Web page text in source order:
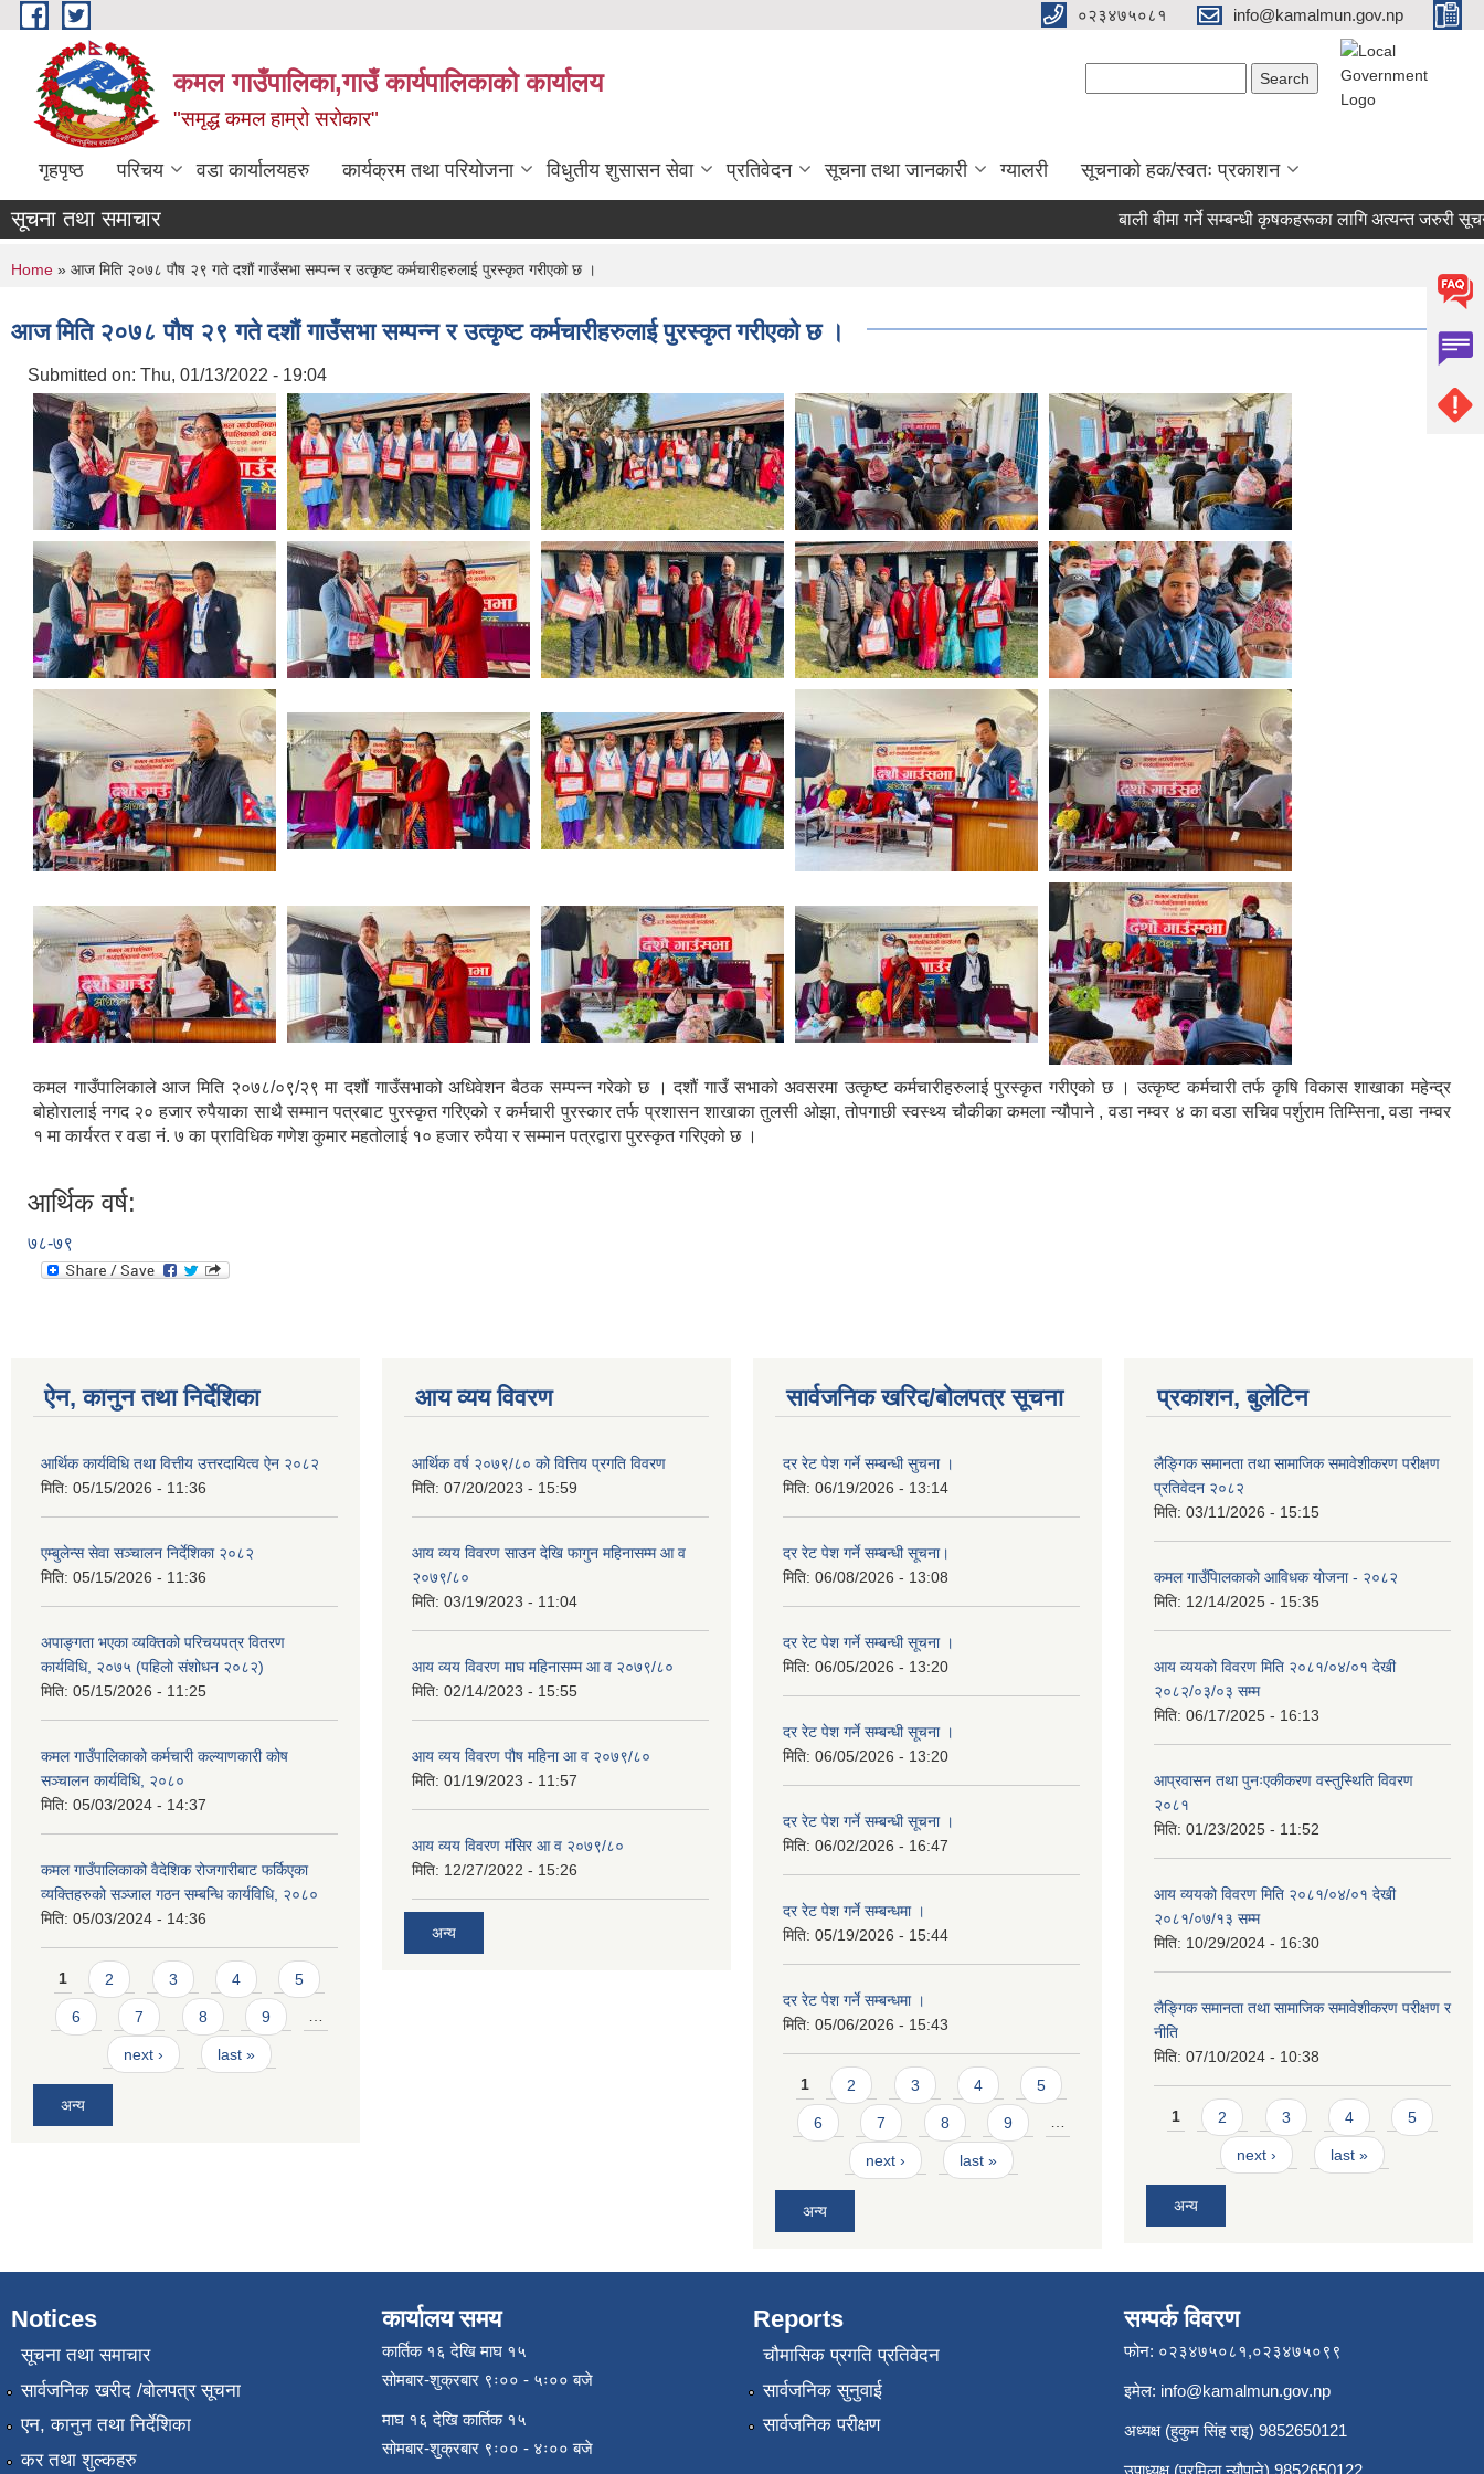
Skip to main content ०२३४७५०८१ info@kamalmun.gov.np
कमल गाउँपालिका,गाउँ कार्यपालिकाको कार्यालय
"समृद्ध कमल हाम्रो सरोकार"
गृहपृष्ठ परिचय वडा कार्यालयहरु कार्यक्रम तथा परियोजना विधुतीय शुसासन सेवा प्रतिवेदन सूचना तथा जानकारी ग्यालरी सूचनाको हक/स्वतः प्रकाशन
सूचना तथा समाचार बाली बीमा गर्ने सम्बन्धी कृषकहरूका लागि अत्यन्त जरुरी सूचना।
You are here
Home » आज मिति २०७८ पौष २९ गते दशौं गाउँसभा सम्पन्न र उत्कृष्ट कर्मचारीहरुलाई पुरस्कृत गरीएको छ ।
आज मिति २०७८ पौष २९ गते दशौं गाउँसभा सम्पन्न र उत्कृष्ट कर्मचारीहरुलाई पुरस्कृत गरीएको छ ।
Submitted on: Thu, 01/13/2022 - 19:04
कमल गाउँपालिकाले आज मिति २०७८/०९/२९ मा दशौं गाउँसभाको अधिवेशन बैठक सम्पन्न गरेको छ । दशौं गाउँ सभाको अवसरमा उत्कृष्ट कर्मचारीहरुलाई पुरस्कृत गरीएको छ । उत्कृष्ट कर्मचारी तर्फ कृषि विकास शाखाका महेन्द्र
बोहोरालाई नगद २० हजार रुपैयाका साथै सम्मान पत्रबाट पुरस्कृत गरिएको र कर्मचारी पुरस्कार तर्फ प्रशासन शाखाका तुलसी ओझा, तोपगाछी स्वस्थ्य चौकीका कमला न्यौपाने , वडा नम्वर ४ का वडा सचिव पर्शुराम तिम्सिना, वडा नम्वर
१ मा कार्यरत र वडा नं. ७ का प्राविधिक गणेश कुमार महतोलाई १० हजार रुपैया र सम्मान पत्रद्वारा पुरस्कृत गरिएको छ ।
आर्थिक वर्ष:
७८-७९
ऐन, कानुन तथा निर्देशिका
आर्थिक कार्यविधि तथा वित्तीय उत्तरदायित्व ऐन २०८२
मिति: 05/15/2026 - 11:36
एम्बुलेन्स सेवा सञ्चालन निर्देशिका २०८२
मिति: 05/15/2026 - 11:36
अपाङ्गता भएका व्यक्तिको परिचयपत्र वितरण
कार्यविधि, २०७५ (पहिलो संशोधन २०८२)
मिति: 05/15/2026 - 11:25
कमल गाउँपालिकाको कर्मचारी कल्याणकारी कोष
सञ्चालन कार्यविधि, २०८०
मिति: 05/03/2024 - 14:37
कमल गाउँपालिकाको वैदेशिक रोजगारीबाट फर्किएका
व्यक्तिहरुको सञ्जाल गठन सम्बन्धि कार्यविधि, २०८०
मिति: 05/03/2024 - 14:36
Pages
1 2 3 4 5
6 7 8 9 …
next › last »
अन्य
आय व्यय विवरण
आर्थिक वर्ष २०७९/८० को वित्तिय प्रगति विवरण
मिति: 07/20/2023 - 15:59
आय व्यय विवरण साउन देखि फागुन महिनासम्म आ व
२०७९/८०
मिति: 03/19/2023 - 11:04
आय व्यय विवरण माघ महिनासम्म आ व २०७९/८०
मिति: 02/14/2023 - 15:55
आय व्यय विवरण पौष महिना आ व २०७९/८०
मिति: 01/19/2023 - 11:57
आय व्यय विवरण मंसिर आ व २०७९/८०
मिति: 12/27/2022 - 15:26
अन्य
सार्वजनिक खरिद/बोलपत्र सूचना
दर रेट पेश गर्ने सम्बन्धी सुचना ।
मिति: 06/19/2026 - 13:14
दर रेट पेश गर्ने सम्बन्धी सूचना।
मिति: 06/08/2026 - 13:08
दर रेट पेश गर्ने सम्बन्धी सूचना ।
मिति: 06/05/2026 - 13:20
दर रेट पेश गर्ने सम्बन्धी सूचना ।
मिति: 06/05/2026 - 13:20
दर रेट पेश गर्ने सम्बन्धी सूचना ।
मिति: 06/02/2026 - 16:47
दर रेट पेश गर्ने सम्बन्धमा ।
मिति: 05/19/2026 - 15:44
दर रेट पेश गर्ने सम्बन्धमा ।
मिति: 05/06/2026 - 15:43
Pages
1 2 3 4 5
6 7 8 9 …
next › last »
अन्य
प्रकाशन, बुलेटिन
लैङ्गिक समानता तथा सामाजिक समावेशीकरण परीक्षण
प्रतिवेदन २०८२
मिति: 03/11/2026 - 15:15
कमल गाउँपािलकाको आविधक योजना - २०८२
मिति: 12/14/2025 - 15:35
आय व्ययको विवरण मिति २०८१/०४/०१ देखी
२०८२/०३/०३ सम्म
मिति: 06/17/2025 - 16:13
आप्रवासन तथा पुनःएकीकरण वस्तुस्थिति विवरण
२०८१
मिति: 01/23/2025 - 11:52
आय व्ययको विवरण मिति २०८१/०४/०१ देखी
२०८१/०७/१३ सम्म
मिति: 10/29/2024 - 16:30
लैङ्गिक समानता तथा सामाजिक समावेशीकरण परीक्षण र
नीति
मिति: 07/10/2024 - 10:38
Pages
1 2 3 4 5
next › last »
अन्य
Notices
सूचना तथा समाचार
सार्वजनिक खरीद /बोलपत्र सूचना
एन, कानुन तथा निर्देशिका
कर तथा शुल्कहरु
कार्यालय समय
कार्तिक १६ देखि माघ १५
सोमबार-शुक्रबार ९ः०० - ५ः०० बजे
माघ १६ देखि कार्तिक १५
सोमबार-शुक्रबार ९ः०० - ४ः०० बजे
Reports
चौमासिक प्रगति प्रतिवेदन
सार्वजनिक सुनुवाई
सार्वजनिक परीक्षण
सम्पर्क विवरण
फोन: ०२३४७५०८१,०२३४७५०९९
इमेल: info@kamalmun.gov.np
अध्यक्ष (हुकुम सिंह राइ) 9852650121
उपाध्यक्ष (प्रमिला न्यौपाने) 9852650122